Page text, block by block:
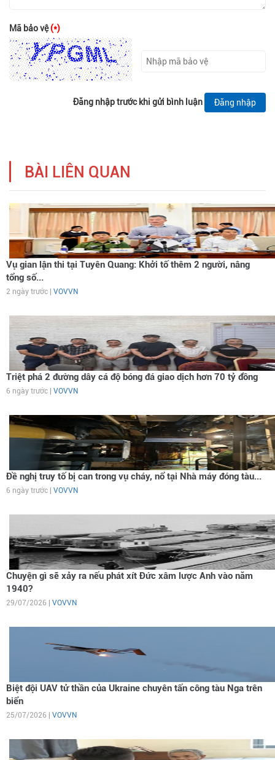
Mã bảo vệ(*)
Đăng nhập trước khi gửi bình luận Đăng nhập
BÀI LIÊN QUAN
Vụ gian lận thi tại Tuyên Quang: Khởi tố thêm 2 người, nâng
tổng số...
2 ngày trước | VOVVN
Triệt phá 2 đường dây cá độ bóng đá giao dịch hơn 70 tỷ đồng
6 ngày trước | VOVVN
Đề nghị truy tố bị can trong vụ cháy, nổ tại Nhà máy đóng tàu...
6 ngày trước | VOVVN
Chuyện gì sẽ xảy ra nếu phát xít Đức xâm lược Anh vào năm
1940?
29/07/2026 | VOVVN
Biệt đội UAV tử thần của Ukraine chuyên tấn công tàu Nga trên
biển
25/07/2026 | VOVVN